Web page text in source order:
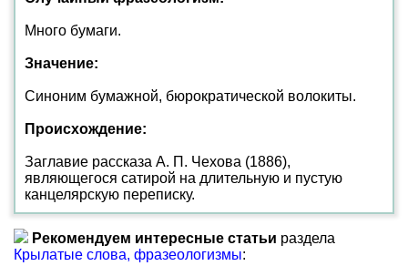
Много бумаги.
Значение:
Синоним бумажной, бюрократической волокиты.
Происхождение:
Заглавие рассказа А. П. Чехова (1886),
являющегося сатирой на длительную и пустую
канцелярскую переписку.
Рекомендуем интересные статьи раздела
Крылатые слова, фразеологизмы: